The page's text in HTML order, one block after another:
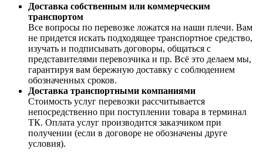
Доставка собственным или коммерческим
транспортом
Все вопросы по перевозке ложатся на наши плечи. Вам
не придется искать подходящее транспортное средство,
изучать и подписывать договоры, общаться с
представителями перевозчика и пр. Всё это делаем мы,
гарантируя вам бережную доставку с соблюдением
обозначенных сроков.
Доставка транспортными компаниями
Стоимость услуг перевозки рассчитывается
непосредственно при поступлении товара в терминал
ТК. Оплата услуг производится заказчиком при
получении (если в договоре не обозначены друге
условия).